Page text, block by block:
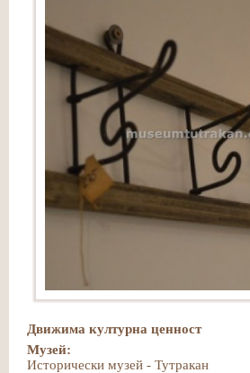
Движима културна ценност
Музей:
Исторически музей - Тутракан